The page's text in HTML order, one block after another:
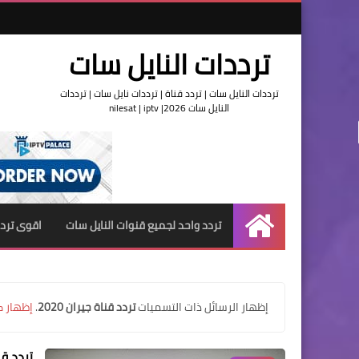
ترددات النايل سات
ترددات النايل سات | تردد قناة | ترددات نايل سات | ترددات
النايل سات 2026| nilesat | iptv
الرئيسية
تردد واحد لجميع قنوات النايل سات اقوى
‏إظهار الرسائل ذات التسمياتتردد قناة جيران 2020 .إظهار